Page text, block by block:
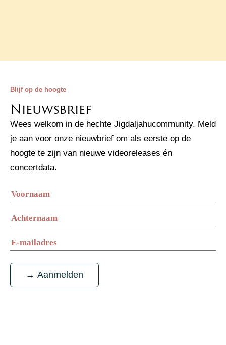
Blijf op de hoogte
Nieuwsbrief
Wees welkom in de hechte Jigdaljahucommunity. Meld
je aan voor onze nieuwbrief om als eerste op de
hoogte te zijn van nieuwe videoreleases én
concertdata.